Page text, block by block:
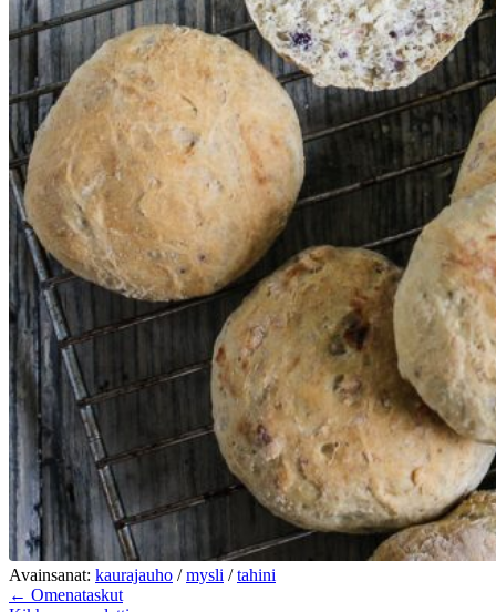
Avainsanat: kaurajauho /mysli /tahini
← Omenataskut